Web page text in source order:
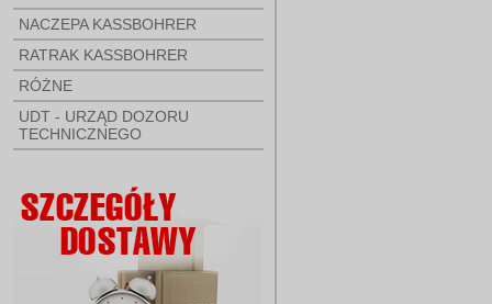
NACZEPA KASSBOHRER
RATRAK KASSBOHRER
RÓŻNE
UDT - URZĄD DOZORU
TECHNICZNEGO